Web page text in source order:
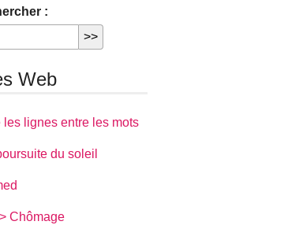
:
Web
les lignes entre les mots
du soleil
Chômage